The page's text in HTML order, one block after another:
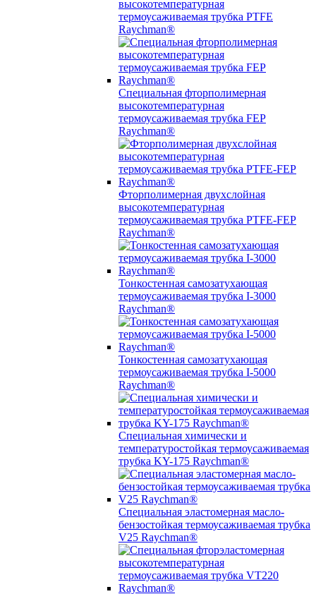
высокотемпературная
термоусаживаемая трубка PTFE
Raychman®
Специальная фторполимерная
высокотемпературная
термоусаживаемая трубка FEP
Raychman®
Фторполимерная двухслойная
высокотемпературная
термоусаживаемая трубка PTFE-FEP
Raychman®
Тонкостенная самозатухающая
термоусаживаемая трубка I-3000
Raychman®
Тонкостенная самозатухающая
термоусаживаемая трубка I-5000
Raychman®
Специальная химически и
температуростойкая термоусаживаемая
трубка KY-175 Raychman®
Специальная эластомерная масло-
бензостойкая термоусаживаемая трубка
V25 Raychman®